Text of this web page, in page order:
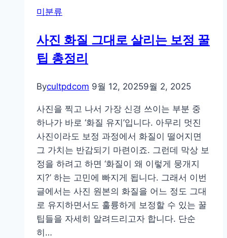
비
결
각
구
도
·
빛
활
용
노
하
우
미분류
사진 화질 그대로 살리는 보정 꿀
팁 총정리
Bycultpdcom 9월 12, 20259월 2, 2025
사진을 찍고 나서 가장 신경 쓰이는 부분 중
하나가 바로 ‘화질 유지’입니다. 아무리 멋진
사진이라도 보정 과정에서 화질이 떨어지면
그 가치는 반감되기 마련이죠. 그런데 막상 보
정을 하려고 하면 ‘화질이 왜 이렇게 뭉개지
지?’ 하는 고민에 빠지게 됩니다. 그래서 이번
글에서는 사진 원본의 화질을 어느 정도 그대
로 유지하면서도 훌륭하게 보정할 수 있는 꿀
팁들을 자세히 알려드리고자 합니다. 단순
히…